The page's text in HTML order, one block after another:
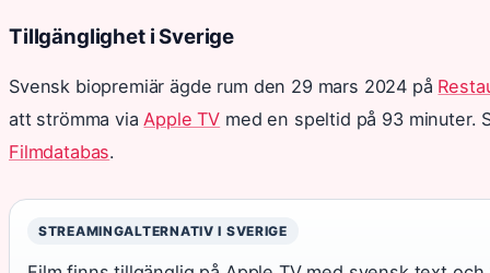
Tillgänglighet i Sverige
Svensk biopremiär ägde rum den 29 mars 2024 på
att strömma via Apple TV med en speltid på 93 minuter.
Filmdatabas.
STREAMINGALTERNATIV I SVERIGE